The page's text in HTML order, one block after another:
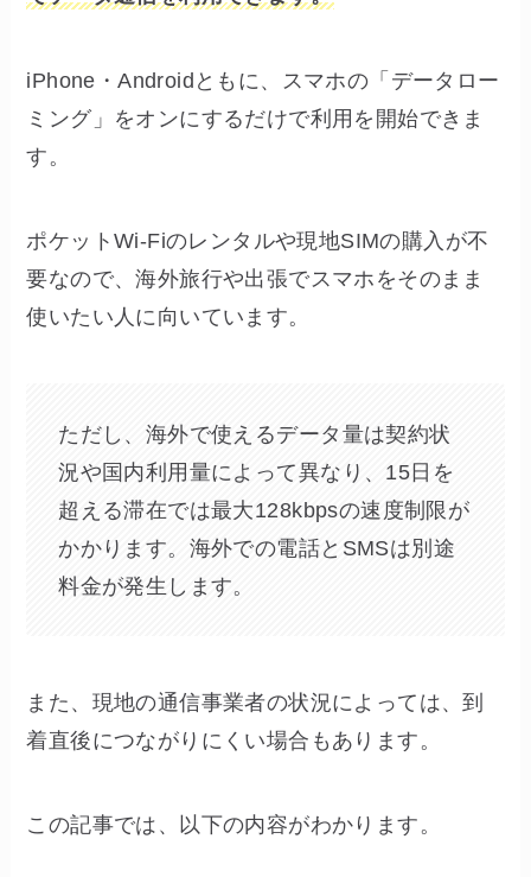
iPhone・Androidともに、スマホの「データロー
ミング」をオンにするだけで利用を開始できま
す。
ポケットWi-Fiのレンタルや現地SIMの購入が不
要なので、海外旅行や出張でスマホをそのまま
使いたい人に向いています。
ただし、海外で使えるデータ量は契約状
況や国内利用量によって異なり、15日を
超える滞在では最大128kbpsの速度制限が
かかります。海外での電話とSMSは別途
料金が発生します。
また、現地の通信事業者の状況によっては、到
着直後につながりにくい場合もあります。
この記事では、以下の内容がわかります。